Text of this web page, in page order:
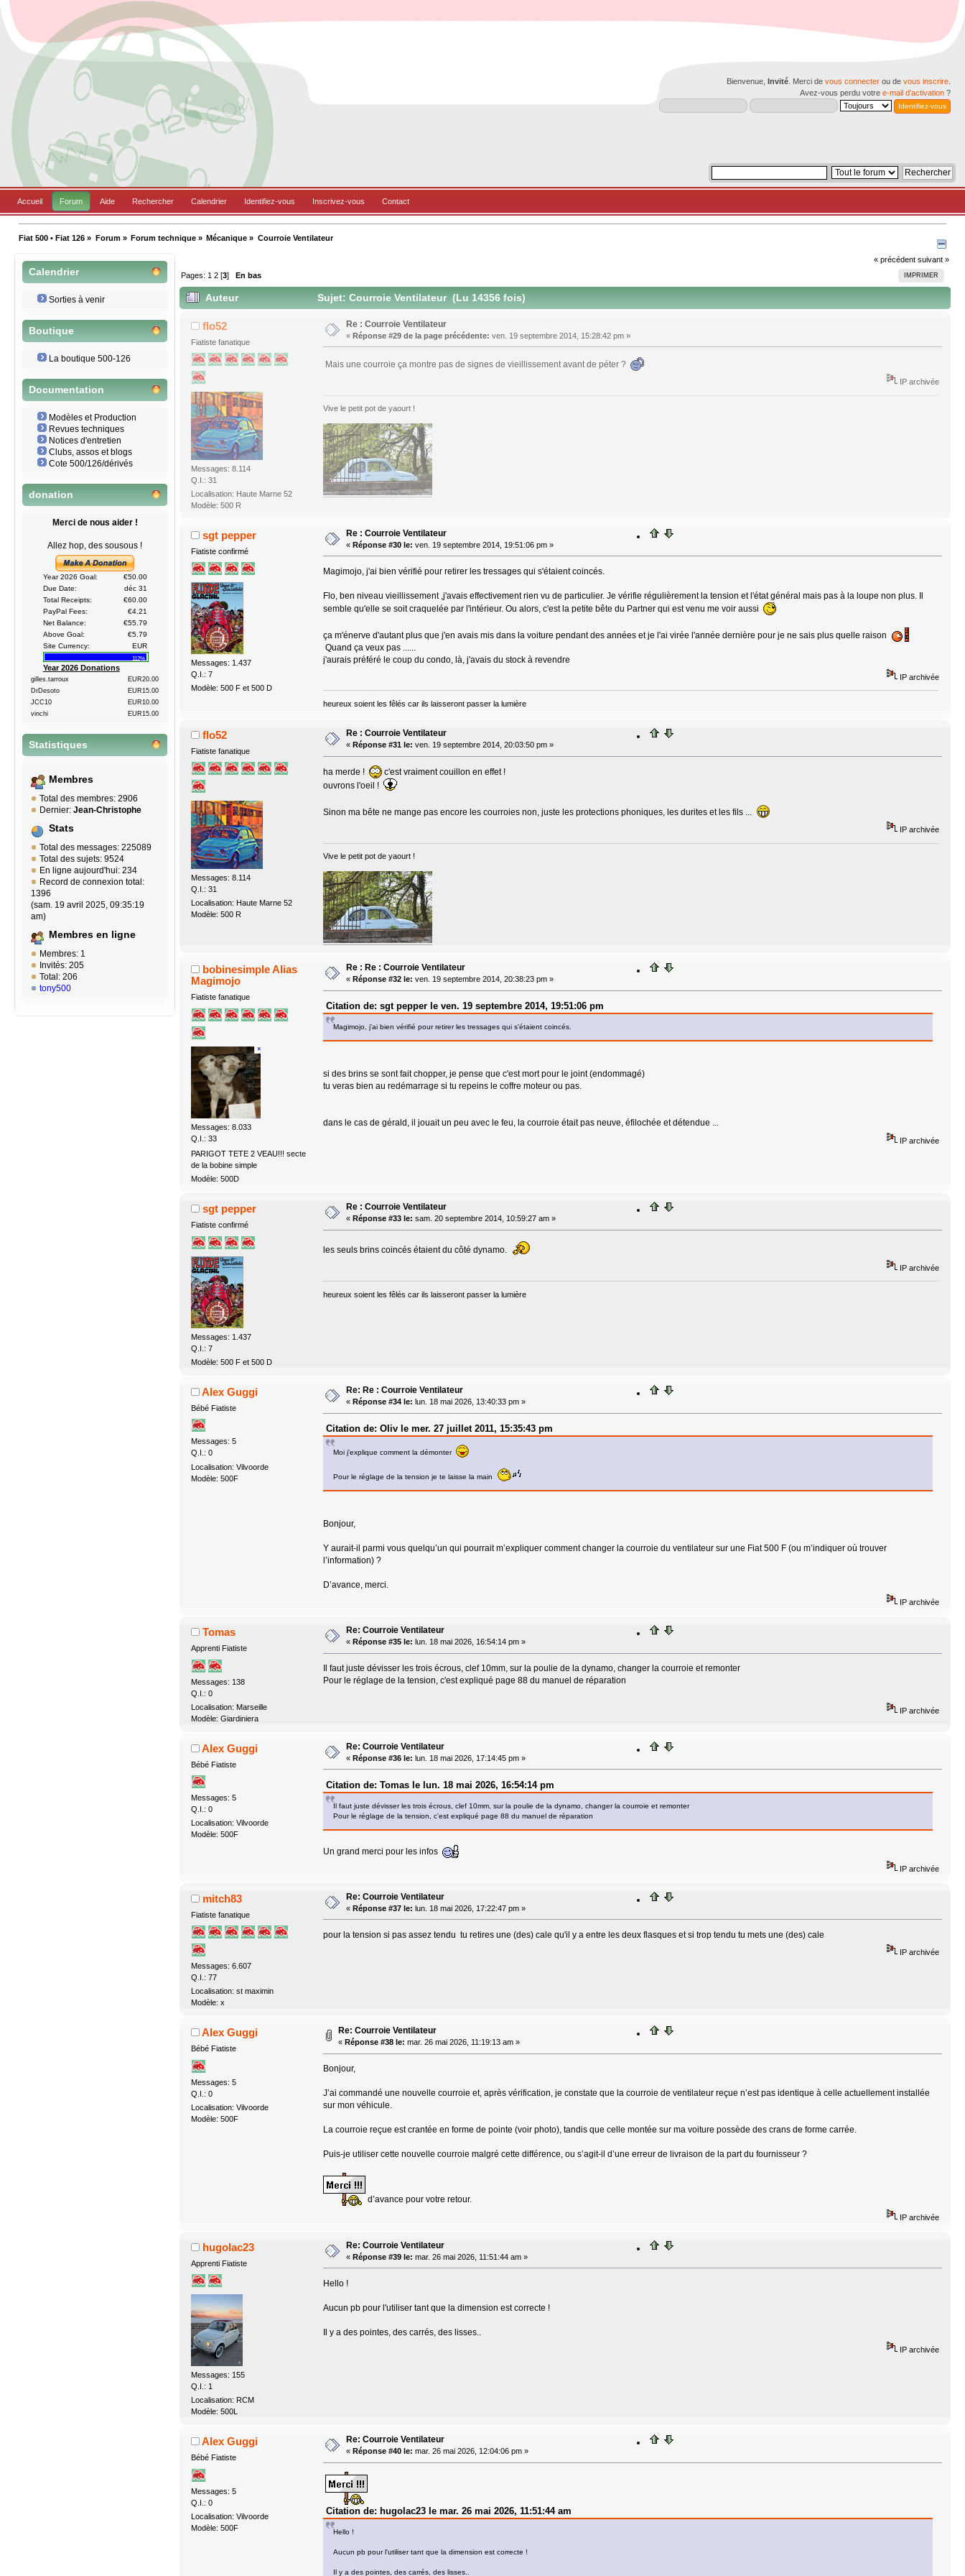
Bienvenue, Invité . Merci de vous connecter ou de vous inscrire
Avez-vous perdu votre e-mail d'activation ?
Accueil Forum Aide Rechercher Calendrier Identifiez-vous Inscrivez-vous Contact
Fiat 500 • Fiat 126 » Forum» Forum technique» Mécanique » Courroie Ventilateur
Calendrier
Sorties à venir
Boutique
La boutique 500-126
Documentation
Modèles et Production
Revues techniques
Notices d'entretien
Clubs, assos et blogs
Cote 500/126/dérivés
donation
Merci de nous aider !
Allez hop, des sousous !
Year 2026 Goal:
€50.00
Due Date:
déc 31
Total Receipts:
€60.00
PayPal Fees:
€4.21
Net Balance:
€55.79
Above Goal:
€5.79
Site Currency:
EUR
112%
Year 2026 Donations
gilles.tarroux
EUR20.00
DrDesoto
EUR15.00
JCC10
EUR10.00
vinchi
EUR15.00
Statistiques
Membres
Total des membres: 2906
Dernier: Jean-Christophe
Stats
Total des messages: 225089
Total des sujets: 9524
En ligne aujourd'hui: 234
Record de connexion total:
1396
(sam. 19 avril 2025, 09:35:19
am)
Membres en ligne
Membres: 1
Invités: 205
Total: 206
tony500
« précédent suivant »
IMPRIMER
Pages: 1 2 [3] En bas
Auteur Sujet: Courroie Ventilateur (Lu 14356 fois)
flo52
Fiatiste fanatique
Messages: 8.114
Q.I.: 31
Localisation: Haute Marne 52
Modèle: 500 R
Re : Courroie Ventilateur
« Réponse #29 de la page précédente: ven. 19 septembre 2014, 15:28:42 pm »
Mais une courroie ça montre pas de signes de vieillissement avant de péter ?
IP archivée
Vive le petit pot de yaourt !
sgt pepper
Fiatiste confirmé
Messages: 1.437
Q.I.: 7
Modèle: 500 F et 500 D
Re : Courroie Ventilateur
« Réponse #30 le: ven. 19 septembre 2014, 19:51:06 pm »
Magimojo, j'ai bien vérifié pour retirer les tressages qui s'étaient coincés.
Flo, ben niveau vieillissement ,j'avais effectivement rien vu de particulier. Je vérifie régulièrement la tension et l'état général mais pas à la loupe non plus. Il
semble qu'elle se soit craquelée par l'intérieur. Ou alors, c'est la petite bête du Partner qui est venu me voir aussi
ça m'énerve d'autant plus que j'en avais mis dans la voiture pendant des années et je l'ai virée l'année dernière pour je ne sais plus quelle raison
Quand ça veux pas ......
j'aurais préféré le coup du condo, là, j'avais du stock à revendre
IP archivée
heureux soient les fêlés car ils laisseront passer la lumière
flo52
Fiatiste fanatique
Messages: 8.114
Q.I.: 31
Localisation: Haute Marne 52
Modèle: 500 R
Re : Courroie Ventilateur
« Réponse #31 le: ven. 19 septembre 2014, 20:03:50 pm »
ha merde !
c'est vraiment couillon en effet !
ouvrons l'oeil !
Sinon ma bête ne mange pas encore les courroies non, juste les protections phoniques, les durites et les fils ...
IP archivée
Vive le petit pot de yaourt !
bobinesimple Alias
Magimojo
Fiatiste fanatique
Messages: 8.033
Q.I.: 33
PARIGOT TETE 2 VEAU!!! secte
de la bobine simple
Modèle: 500D
Re : Re : Courroie Ventilateur
« Réponse #32 le: ven. 19 septembre 2014, 20:38:23 pm »
Citation de: sgt pepper le ven. 19 septembre 2014, 19:51:06 pm
Magimojo, j'ai bien vérifié pour retirer les tressages qui s'étaient coincés.
si des brins se sont fait chopper, je pense que c'est mort pour le joint (endommagé)
tu veras bien au redémarrage si tu repeins le coffre moteur ou pas.
dans le cas de gérald, il jouait un peu avec le feu, la courroie était pas neuve, éfilochée et détendue ...
IP archivée
sgt pepper
Fiatiste confirmé
Messages: 1.437
Q.I.: 7
Modèle: 500 F et 500 D
Re : Courroie Ventilateur
« Réponse #33 le: sam. 20 septembre 2014, 10:59:27 am »
les seuls brins coincés étaient du côté dynamo.
IP archivée
heureux soient les fêlés car ils laisseront passer la lumière
Alex Guggi
Bébé Fiatiste
Messages: 5
Q.I.: 0
Localisation: Vilvoorde
Modèle: 500F
Re: Re : Courroie Ventilateur
« Réponse #34 le: lun. 18 mai 2026, 13:40:33 pm »
Citation de: Oliv le mer. 27 juillet 2011, 15:35:43 pm
Moi j'explique comment la démonter
Pour le réglage de la tension je te laisse la main
Bonjour,
Y aurait-il parmi vous quelqu’un qui pourrait m’expliquer comment changer la courroie du ventilateur sur une Fiat 500 F (ou m’indiquer où trouver
l’information) ?
D’avance, merci.
IP archivée
Tomas
Apprenti Fiatiste
Messages: 138
Q.I.: 0
Localisation: Marseille
Modèle: Giardiniera
Re: Courroie Ventilateur
« Réponse #35 le: lun. 18 mai 2026, 16:54:14 pm »
Il faut juste dévisser les trois écrous, clef 10mm, sur la poulie de la dynamo, changer la courroie et remonter
Pour le réglage de la tension, c'est expliqué page 88 du manuel de réparation
IP archivée
Alex Guggi
Bébé Fiatiste
Messages: 5
Q.I.: 0
Localisation: Vilvoorde
Modèle: 500F
Re: Courroie Ventilateur
« Réponse #36 le: lun. 18 mai 2026, 17:14:45 pm »
Citation de: Tomas le lun. 18 mai 2026, 16:54:14 pm
Il faut juste dévisser les trois écrous, clef 10mm, sur la poulie de la dynamo, changer la courroie et remonter
Pour le réglage de la tension, c'est expliqué page 88 du manuel de réparation
Un grand merci pour les infos
IP archivée
mitch83
Fiatiste fanatique
Messages: 6.607
Q.I.: 77
Localisation: st maximin
Modèle: x
Re: Courroie Ventilateur
« Réponse #37 le: lun. 18 mai 2026, 17:22:47 pm »
pour la tension si pas assez tendu tu retires une (des) cale qu'il y a entre les deux flasques et si trop tendu tu mets une (des) cale
IP archivée
Alex Guggi
Bébé Fiatiste
Messages: 5
Q.I.: 0
Localisation: Vilvoorde
Modèle: 500F
Re: Courroie Ventilateur
« Réponse #38 le: mar. 26 mai 2026, 11:19:13 am »
Bonjour,
J’ai commandé une nouvelle courroie et, après vérification, je constate que la courroie de ventilateur reçue n’est pas identique à celle actuellement installée
sur mon véhicule.
La courroie reçue est crantée en forme de pointe (voir photo), tandis que celle montée sur ma voiture possède des crans de forme carrée.
Puis-je utiliser cette nouvelle courroie malgré cette différence, ou s’agit-il d’une erreur de livraison de la part du fournisseur ?
d’avance pour votre retour.
IP archivée
hugolac23
Apprenti Fiatiste
Messages: 155
Q.I.: 1
Localisation: RCM
Modèle: 500L
Re: Courroie Ventilateur
« Réponse #39 le: mar. 26 mai 2026, 11:51:44 am »
Hello !
Aucun pb pour l'utiliser tant que la dimension est correcte !
Il y a des pointes, des carrés, des lisses..
IP archivée
Alex Guggi
Bébé Fiatiste
Messages: 5
Q.I.: 0
Localisation: Vilvoorde
Modèle: 500F
Re: Courroie Ventilateur
« Réponse #40 le: mar. 26 mai 2026, 12:04:06 pm »
Citation de: hugolac23 le mar. 26 mai 2026, 11:51:44 am
Hello !
Aucun pb pour l'utiliser tant que la dimension est correcte !
Il y a des pointes, des carrés, des lisses..